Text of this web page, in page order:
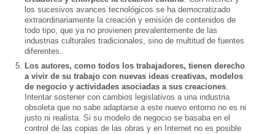
los sucesivos avances tecnológicos se ha democratizado
extraordinariamente la creación y emisión de contenidos de
todo tipo, que ya no provienen prevalentemente de las
industrias culturales tradicionales, sino de multitud de fuentes
diferentes.
Los autores, como todos los trabajadores, tienen derecho
a vivir de su trabajo con nuevas ideas creativas, modelos
de negocio y actividades asociadas a sus creaciones.
Intentar sostener con cambios legislativos a una industria
obsoleta que no sabe adaptarse a este nuevo entorno no es ni
justo ni realista. Si su modelo de negocio se basaba en el
control de las copias de las obras y en Internet no es posible